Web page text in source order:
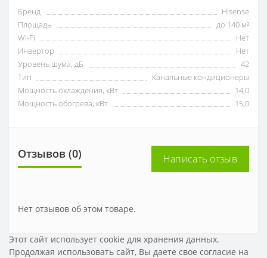
Бренд
Hisense
Площадь
до 140 м²
Wi-Fi
Нет
Инвертор
Нет
Уровень шума, дБ
42
Тип
Канальные кондиционеры
Мощность охлаждения, кВт
14,0
Мощность обогрева, кВт
15,0
Отзывов (0) Написать отзыв
Нет отзывов об этом товаре.
Этот сайт использует cookie для хранения данных.
Продолжая использовать сайт, Вы даете свое согласие на